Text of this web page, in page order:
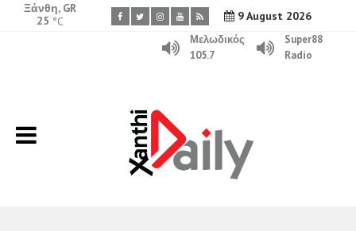
9 August 2026
Ξάνθη, GR
25 °C
Μελωδικός
105.7
Super88
Radio